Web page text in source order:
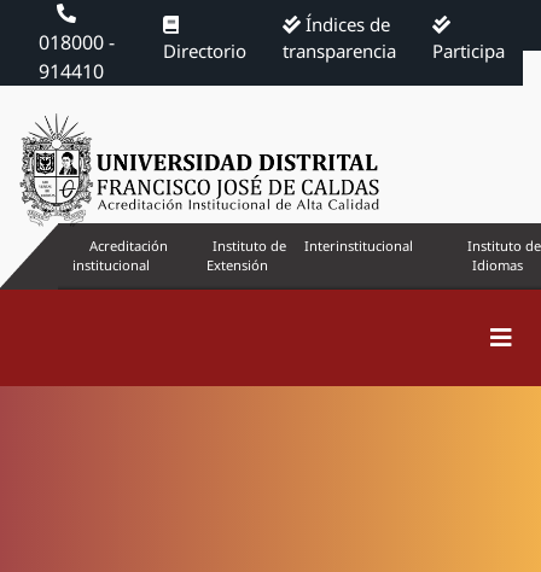
018000 -
914410
Directorio
Índices de
transparencia
Participa
Acreditación
institucional
Instituto de
Extensión
Interinstitucional
Instituto de
Idiomas